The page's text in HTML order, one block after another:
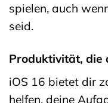
spielen, auch
seid.
Produktivität, die
iOS 16 bietet dir
helfen, deine